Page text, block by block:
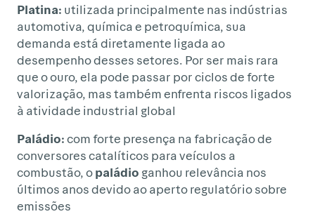
Platina: utilizada principalmente nas indústrias
automotiva, química e petroquímica, sua
demanda está diretamente ligada ao
desempenho desses setores. Por ser mais rara
que o ouro, ela pode passar por ciclos de forte
valorização, mas também enfrenta riscos ligados
à atividade industrial global
Paládio:com forte presença na fabricação de
conversores catalíticos para veículos a
combustão, opaládio ganhou relevância nos
últimos anos devido ao aperto regulatório sobre
emissões